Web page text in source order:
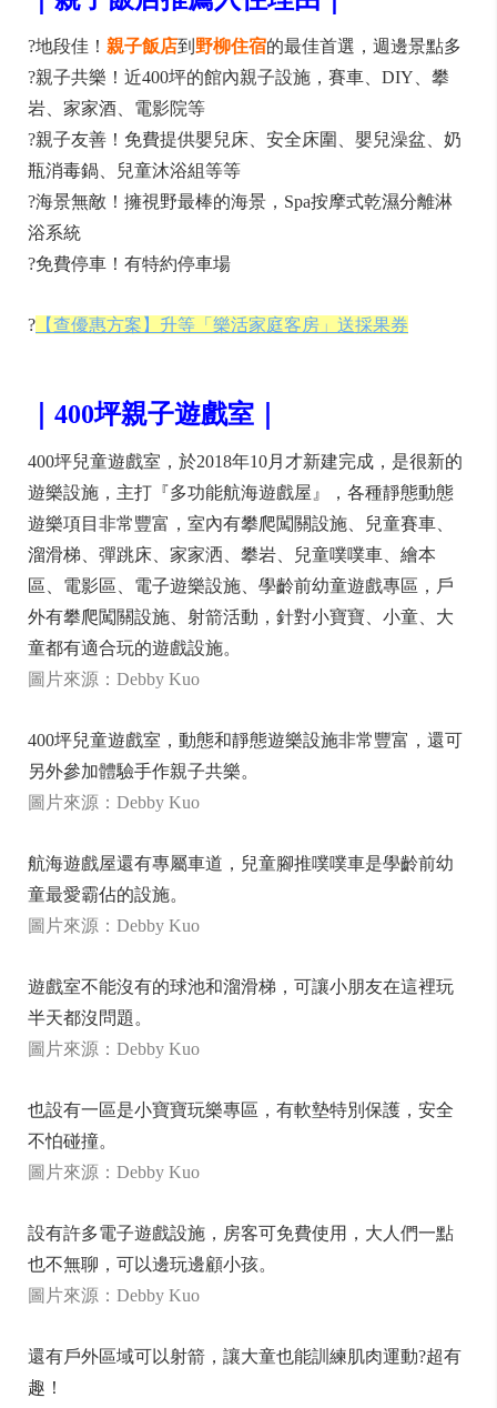
?地段佳！ 親子飯店到 野柳住宿的最佳首選，週邊景點多
?親子共樂！近400坪的館內親子設施，賽車、DIY、攀
岩、家家酒、電影院等
?親子友善！免費提供嬰兒床、安全床圍、嬰兒澡盆、奶
瓶消毒鍋、兒童沐浴組等等
?海景無敵！擁視野最棒的海景，Spa按摩式乾濕分離淋
浴系統
?免費停車！有特約停車場
? 【查優惠方案】升等「樂活家庭客房」送採果券
｜400坪親子遊戲室｜
400坪兒童遊戲室，於2018年10月才新建完成，是很新的
遊樂設施，主打『多功能航海遊戲屋』，各種靜態動態
遊樂項目非常豐富，室內有攀爬闖關設施、兒童賽車、
溜滑梯、彈跳床、家家洒、攀岩、兒童噗噗車、繪本
區、電影區、電子遊樂設施、學齡前幼童遊戲專區，戶
外有攀爬闖關設施、射箭活動，針對小寶寶、小童、大
童都有適合玩的遊戲設施。
圖片來源：Debby Kuo
400坪兒童遊戲室，動態和靜態遊樂設施非常豐富，還可
另外參加體驗手作親子共樂。
圖片來源：Debby Kuo
航海遊戲屋還有專屬車道，兒童腳推噗噗車是學齡前幼
童最愛霸佔的設施。
圖片來源：Debby Kuo
遊戲室不能沒有的球池和溜滑梯，可讓小朋友在這裡玩
半天都沒問題。
圖片來源：Debby Kuo
也設有一區是小寶寶玩樂專區，有軟墊特別保護，安全
不怕碰撞。
圖片來源：Debby Kuo
設有許多電子遊戲設施，房客可免費使用，大人們一點
也不無聊，可以邊玩邊顧小孩。
圖片來源：Debby Kuo
還有戶外區域可以射箭，讓大童也能訓練肌肉運動?超有
趣！